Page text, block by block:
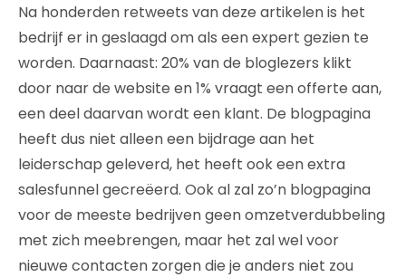
Na honderden retweets van deze artikelen is het
bedrijf er in geslaagd om als een expert gezien te
worden. Daarnaast: 20% van de bloglezers klikt
door naar de website en 1% vraagt een offerte aan,
een deel daarvan wordt een klant. De blogpagina
heeft dus niet alleen een bijdrage aan het
leiderschap geleverd, het heeft ook een extra
salesfunnel gecreëerd. Ook al zal zo’n blogpagina
voor de meeste bedrijven geen omzetverdubbeling
met zich meebrengen, maar het zal wel voor
nieuwe contacten zorgen die je anders niet zou